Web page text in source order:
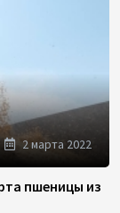
2 марта 2022
пшеницы из